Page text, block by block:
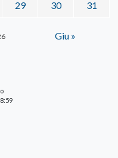
29 30 31
Giu »